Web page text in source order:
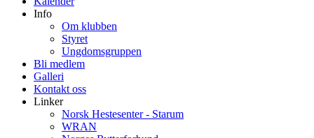
Info
Om klubben
Styret
Ungdomsgruppen
Bli medlem
Galleri
Kontakt oss
Linker
Norsk Hestesenter - Starum
WRAN